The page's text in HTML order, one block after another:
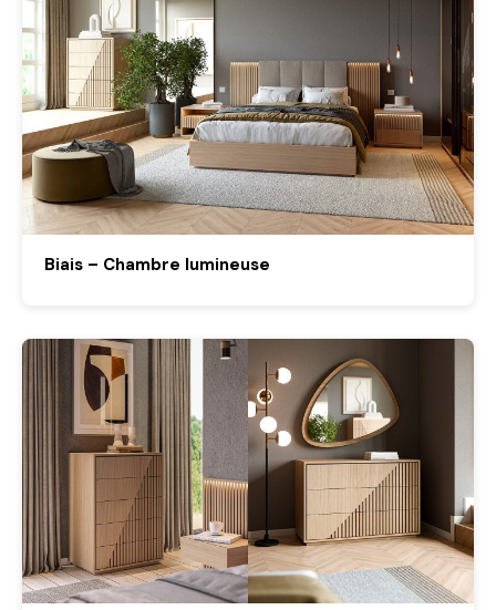
Biais – Chambre lumineuse